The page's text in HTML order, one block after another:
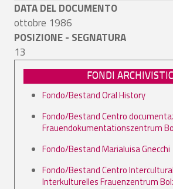
DATA DEL DOCUMENTO
ottobre 1986
POSIZIONE - SEGNATURA
13
FONDI
Fondo/Bestand Oral History
Fondo/Bestand Centro
Frauendokumentationszentrum
Fondo/Bestand Marialuisa Gnecchi
Fondo/Bestand Centro
Interkulturelles Frauenzentrum